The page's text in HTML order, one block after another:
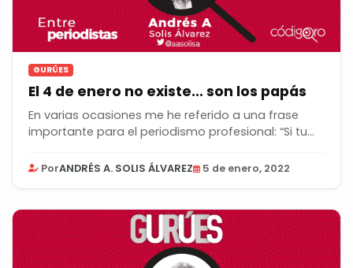
GURÚES
El 4 de enero no existe... son los papás
En varias ocasiones me he referido a una frase
importante para el periodismo profesional: “Si tu...
PorANDRÉS A. SOLIS ÁLVAREZ 5 de enero, 2022